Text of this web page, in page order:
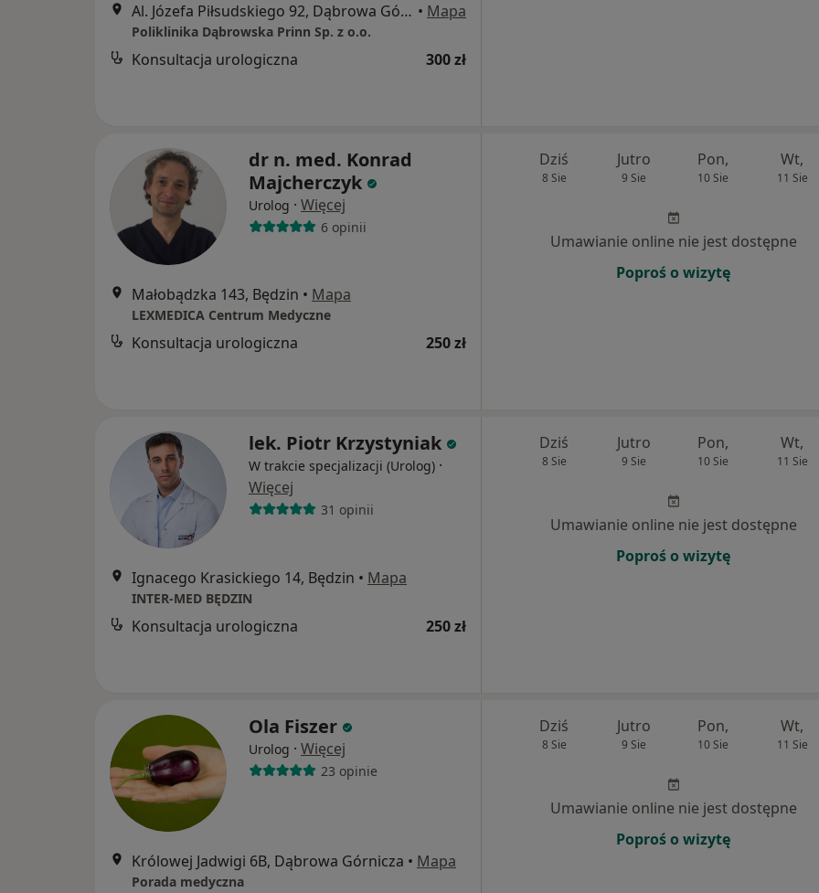
Al. Józefa Piłsudskiego 92, Dąbrowa Górnicza • Mapa
Poliklinika Dąbrowska Prinn Sp. z o.o.
Konsultacja urologiczna 300 zł
dr n. med. Konrad
Majcherczyk
Urolog · Więcej
6 opinii
Małobądzka 143, Będzin • Mapa
LEXMEDICA Centrum Medyczne
Konsultacja urologiczna 250 zł
Dziś
8 Sie
Jutro
9 Sie
Pon,
10 Sie
Wt,
11 Sie
Umawianie online nie jest dostępne
Poproś o wizytę
lek. Piotr Krzystyniak
W trakcie specjalizacji (Urolog) ·
Więcej
31 opinii
Ignacego Krasickiego 14, Będzin • Mapa
INTER-MED BĘDZIN
Konsultacja urologiczna 250 zł
Dziś
8 Sie
Jutro
9 Sie
Pon,
10 Sie
Wt,
11 Sie
Umawianie online nie jest dostępne
Poproś o wizytę
Ola Fiszer
Urolog · Więcej
23 opinie
Królowej Jadwigi 6B, Dąbrowa Górnicza • Mapa
Porada medyczna
Dziś
8 Sie
Jutro
9 Sie
Pon,
10 Sie
Wt,
11 Sie
Umawianie online nie jest dostępne
Poproś o wizytę